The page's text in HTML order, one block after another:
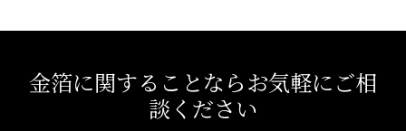
金箔に関することならお気軽にご相
談ください